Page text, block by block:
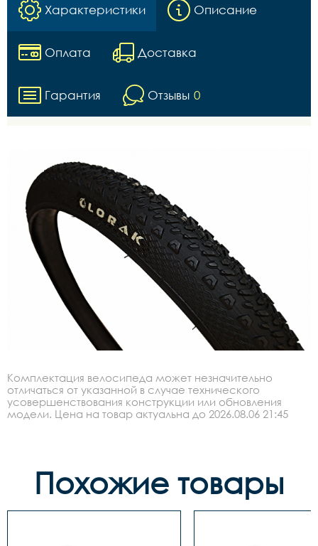
Характеристики Описание
Оплата Доставка
Гарантия Отзывы 0
Комплектация велосипеда может незначительно
отличаться от указанной в случае технического
усовершенствования конструкции или обновления
модели. Цена на товар актуальна до 2026.08.06 21:45
Похожие товары